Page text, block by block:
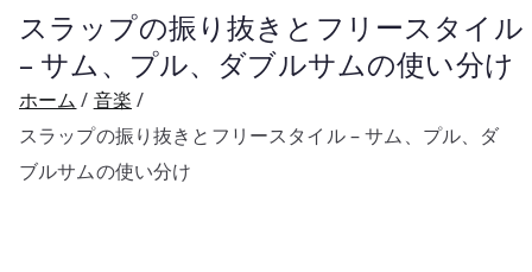
スラップの振り抜きとフリースタイル
– サム、プル、ダブルサムの使い分け
ホーム
音楽
スラップの振り抜きとフリースタイル – サム、プル、ダ
ブルサムの使い分け